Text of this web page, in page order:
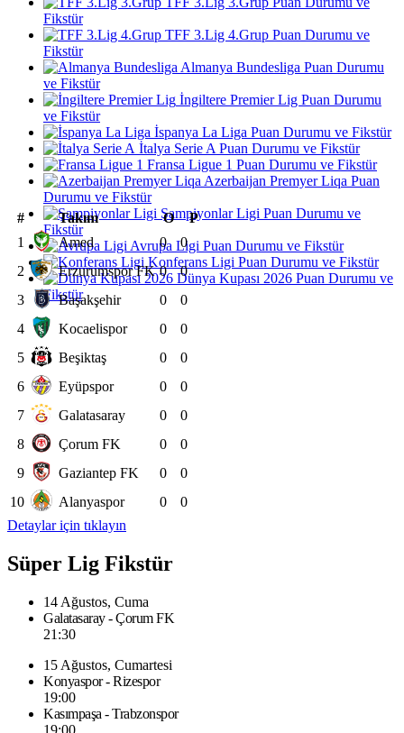
Fikstür
TFF 3.Lig 4.Grup Puan Durumu ve
Fikstür
Almanya Bundesliga Puan Durumu
ve Fikstür
İngiltere Premier Lig Puan Durumu
ve Fikstür
İspanya La Liga Puan Durumu ve Fikstür
İtalya Serie A Puan Durumu ve Fikstür
Fransa Ligue 1 Puan Durumu ve Fikstür
Azerbaijan Premyer Liqa Puan
Durumu ve Fikstür
Şampiyonlar Ligi Puan Durumu ve
Fikstür
Avrupa Ligi Puan Durumu ve Fikstür
Konferans Ligi Puan Durumu ve Fikstür
Dünya Kupası 2026 Puan Durumu ve
Fikstür
# Takım O
P
1
Amed 0
0
2
Erzurumspor FK 0
0
3
Başakşehir 0
0
4
Kocaelispor 0
0
5
Beşiktaş 0
0
6
Eyüpspor 0
0
7
Galatasaray 0
0
8
Çorum FK 0
0
9
Gaziantep FK 0
0
10
Alanyaspor 0
0
Detaylar için tıklayın
Süper Lig Fikstür
14 Ağustos, Cuma
Galatasaray - Çorum FK
21:30
15 Ağustos, Cumartesi
Konyaspor - Rizespor
19:00
Kasımpaşa - Trabzonspor
19:00